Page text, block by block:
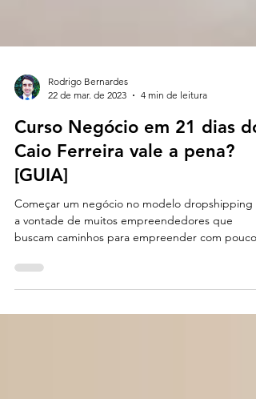
22 de mar. de 2023
4 min de leitura
Curso Negócio em 21 dias do
Caio Ferreira vale a pena?
[GUIA]
Começar um negócio no modelo dropshipping é
a vontade de muitos empreendedores que
buscam caminhos para empreender com pouco